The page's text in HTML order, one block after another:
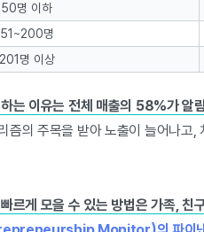
50명 이하
51~200명
명 이상
는 이유는 전체 매출의 58%가 알
즘의 주목을 받아 노출이 늘어나고,
르게 모을 수 있는 방법은 가족, 친